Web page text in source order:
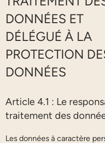
DONNÉES ET
DÉLÉGUÉ À LA
PROTECTION
DONNÉES
Article 4.1 : Le
traitement des
Les données à caractère